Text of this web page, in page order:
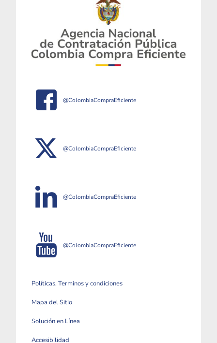
@ColombiaCompraEficiente
@ColombiaCompraEficiente
@ColombiaCompraEficiente
@ColombiaCompraEficiente
Políticas, Terminos y condiciones
Mapa del Sitio
Solución en Línea
Accesibilidad